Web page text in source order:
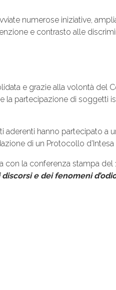
numerose iniziative,
e contrasto alle
e grazie alla volontà del
la partecipazione di soggetti
aderenti hanno partecipato a
di un Protocollo d’Intesa
la conferenza stampa del
e dei fenomeni